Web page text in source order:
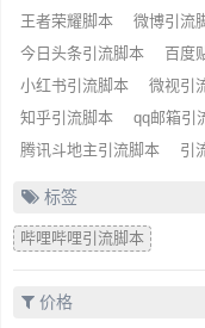
王者荣耀脚本
微博引流
今日头条引流脚本
百度
小红书引流脚本
微视引
知乎引流脚本
qq邮箱引
腾讯斗地主引流脚本
引
标签
哔哩哔哩引流脚本
价格